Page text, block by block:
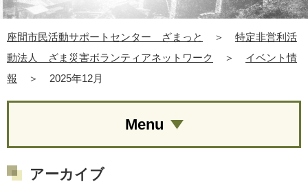
座間市民活動サポートセンター ざまっと ＞
特定非営利活
動法人 ざま災害ボランティアネットワーク
＞
イベント情
報
＞ 2025年12月
Menu
アーカイブ